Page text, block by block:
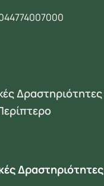
Δραστηριότητες
Δραστηριότητες